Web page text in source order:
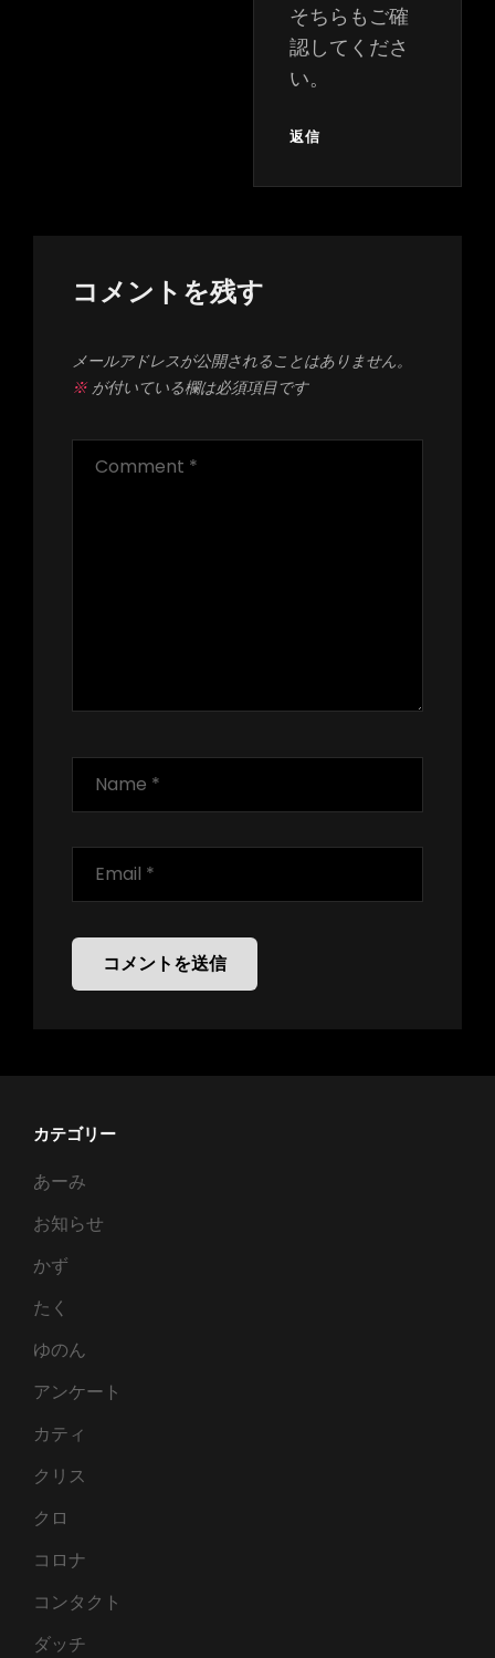
そちらもご確
認してくださ
い。
返信
コメントを残す
メールアドレスが公開されることはありません。
※が付いている欄は必須項目です
カテゴリー
あーみ
お知らせ
かず
たく
ゆのん
アンケート
カティ
クリス
クロ
コロナ
コンタクト
ダッチ